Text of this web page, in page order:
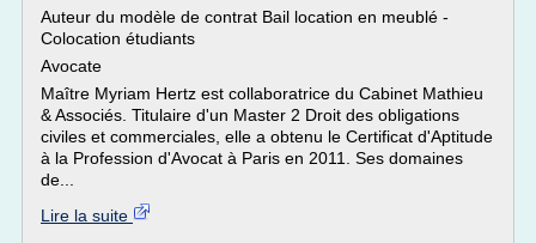
Auteur du modèle de contrat Bail location en meublé -
Colocation étudiants
Avocate
Maître Myriam Hertz est collaboratrice du Cabinet Mathieu
& Associés. Titulaire d'un Master 2 Droit des obligations
civiles et commerciales, elle a obtenu le Certificat d'Aptitude
à la Profession d'Avocat à Paris en 2011. Ses domaines
de...
Lire la suite